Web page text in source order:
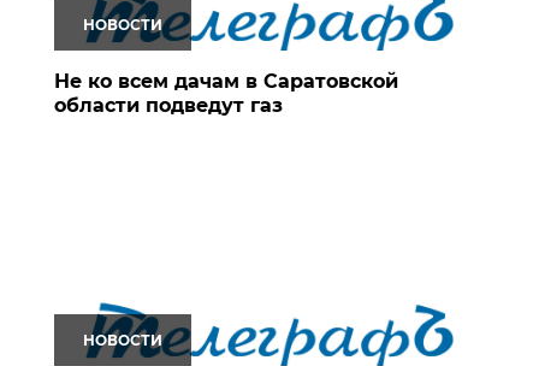
НОВОСТИ
Не ко всем дачам в Саратовской
области подведут газ
НОВОСТИ